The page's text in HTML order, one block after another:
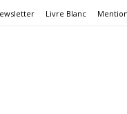
Livre Blanc